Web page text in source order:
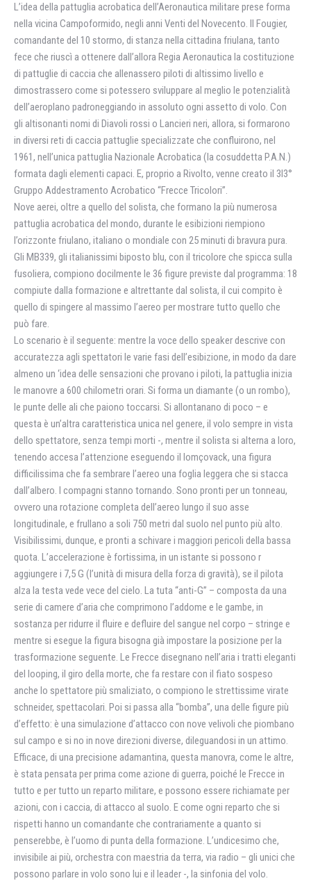
L’idea della pattuglia acrobatica dell’Aeronautica militare prese forma
nella vicina Campoformido, negli anni Venti del Novecento. Il Fougier,
comandante del 10 stormo, di stanza nella cittadina friulana, tanto
fece che riuscì a ottenere dall’allora Regia Aeronautica la costituzione
di pattuglie di caccia che allenassero piloti di altissimo livello e
dimostrassero come si potessero sviluppare al meglio le potenzialità
dell’aeroplano padroneggiando in assoluto ogni assetto di volo. Con
gli altisonanti nomi di Diavoli rossi o Lancieri neri, allora, si formarono
in diversi reti di caccia pattuglie specializzate che confluirono, nel
1961, nell’unica pattuglia Nazionale Acrobatica (la cosuddetta P.A.N.)
formata dagli elementi capaci. E, proprio a Rivolto, venne creato il 3l3°
Gruppo Addestramento Acrobatico “Frecce Tricolori”.
Nove aerei, oltre a quello del solista, che formano la più numerosa
pattuglia acrobatica del mondo, durante le esibizioni riempiono
l’orizzonte friulano, italiano o mondiale con 25 minuti di bravura pura.
Gli MB339, gli italianissimi biposto blu, con il tricolore che spicca sulla
fusoliera, compiono docilmente le 36 figure previste dal programma: 18
compiute dalla formazione e altrettante dal solista, il cui compito è
quello di spingere al massimo l’aereo per mostrare tutto quello che
può fare.
Lo scenario è il seguente: mentre la voce dello speaker descrive con
accuratezza agli spettatori le varie fasi dell’esibizione, in modo da dare
almeno un ‘idea delle sensazioni che provano i piloti, la pattuglia inizia
le manovre a 600 chilometri orari. Si forma un diamante (o un rombo),
le punte delle ali che paiono toccarsi. Si allontanano di poco – e
questa è un’altra caratteristica unica nel genere, il volo sempre in vista
dello spettatore, senza tempi morti -, mentre il solista si alterna a loro,
tenendo accesa l’attenzione eseguendo il lomçovack, una figura
difficilissima che fa sembrare l’aereo una foglia leggera che si stacca
dall’albero. I compagni stanno tornando. Sono pronti per un tonneau,
ovvero una rotazione completa dell’aereo lungo il suo asse
longitudinale, e frullano a soli 750 metri dal suolo nel punto più alto.
Visibilissimi, dunque, e pronti a schivare i maggiori pericoli della bassa
quota. L’accelerazione è fortissima, in un istante si possono r
aggiungere i 7,5 G (l’unità di misura della forza di gravità), se il pilota
alza la testa vede vece del cielo. La tuta “anti-G” – composta da una
serie di camere d’aria che comprimono l’addome e le gambe, in
sostanza per ridurre il fluire e defluire del sangue nel corpo – stringe e
mentre si esegue la figura bisogna già impostare la posizione per la
trasformazione seguente. Le Frecce disegnano nell’aria i tratti eleganti
del looping, il giro della morte, che fa restare con il fiato sospeso
anche lo spettatore più smaliziato, o compiono le strettissime virate
schneider, spettacolari. Poi si passa alla “bomba”, una delle figure più
d’effetto: è una simulazione d’attacco con nove velivoli che piombano
sul campo e si no in nove direzioni diverse, dileguandosi in un attimo.
Efficace, di una precisione adamantina, questa manovra, come le altre,
è stata pensata per prima come azione di guerra, poiché le Frecce in
tutto e per tutto un reparto militare, e possono essere richiamate per
azioni, con i caccia, di attacco al suolo. E come ogni reparto che si
rispetti hanno un comandante che contrariamente a quanto si
penserebbe, è l’uomo di punta della formazione. L’undicesimo che,
invisibile ai più, orchestra con maestria da terra, via radio – gli unici che
possono parlare in volo sono lui e il leader -, la sinfonia del volo.